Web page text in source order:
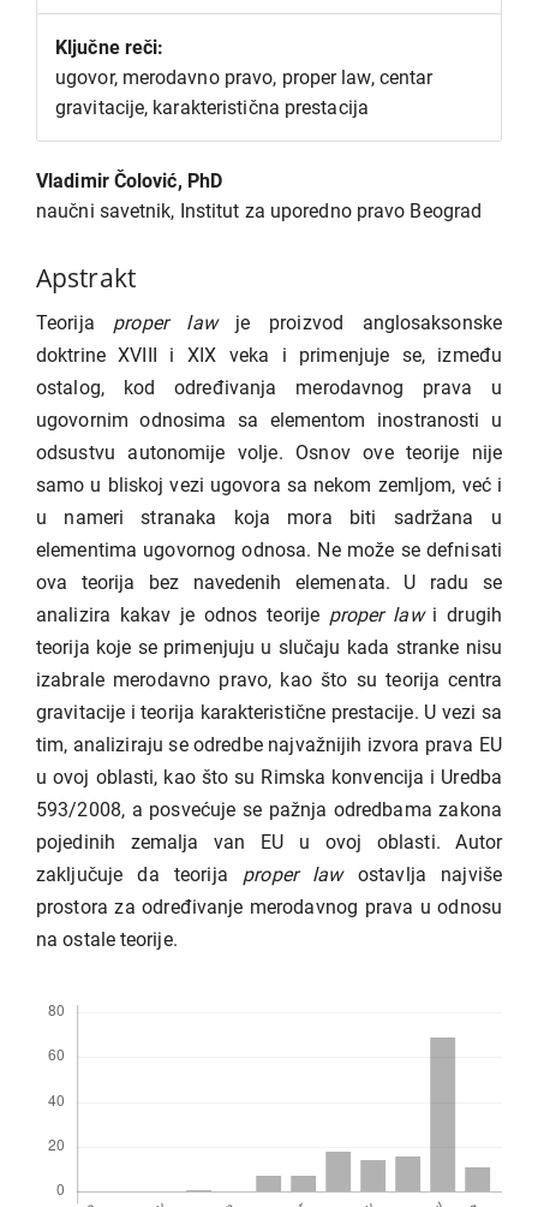
Ključne reči:
ugovor, merodavno pravo, proper law, centar
gravitacije, karakteristična prestacija
Glavni
sadržaj
Vladimir Čolović, PhD
naučni savetnik, Institut za uporedno pravo Beograd
Apstrakt
Teorija proper law je proizvod anglosaksonske
doktrine XVIII i XIX veka i primenjuje se, između
ostalog, kod određivanja merodavnog prava u
ugovornim odnosima sa elementom inostranosti u
odsustvu autonomije volje. Osnov ove teorije nije
samo u bliskoj vezi ugovora sa nekom zemljom, već i
u nameri stranaka koja mora biti sadržana u
elementima ugovornog odnosa. Ne može se defnisati
ova teorija bez navedenih elemenata. U radu se
analizira kakav je odnos teorije proper law i drugih
teorija koje se primenjuju u slučaju kada stranke nisu
izabrale merodavno pravo, kao što su teorija centra
gravitacije i teorija karakteristične prestacije. U vezi sa
tim, analiziraju se odredbe najvažnijih izvora prava EU
u ovoj oblasti, kao što su Rimska konvencija i Uredba
593/2008, a posvećuje se pažnja odredbama zakona
pojedinih zemalja van EU u ovoj oblasti. Autor
zaključuje da teorija proper lawostavlja najviše
prostora za određivanje merodavnog prava u odnosu
na ostale teorije.